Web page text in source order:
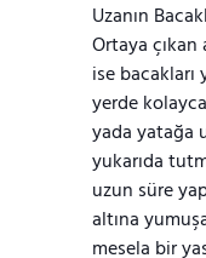
Uzanın
Ortaya
ise
yerde
yada yatağa
yukarıda
uzun süre
altına
mesela bir